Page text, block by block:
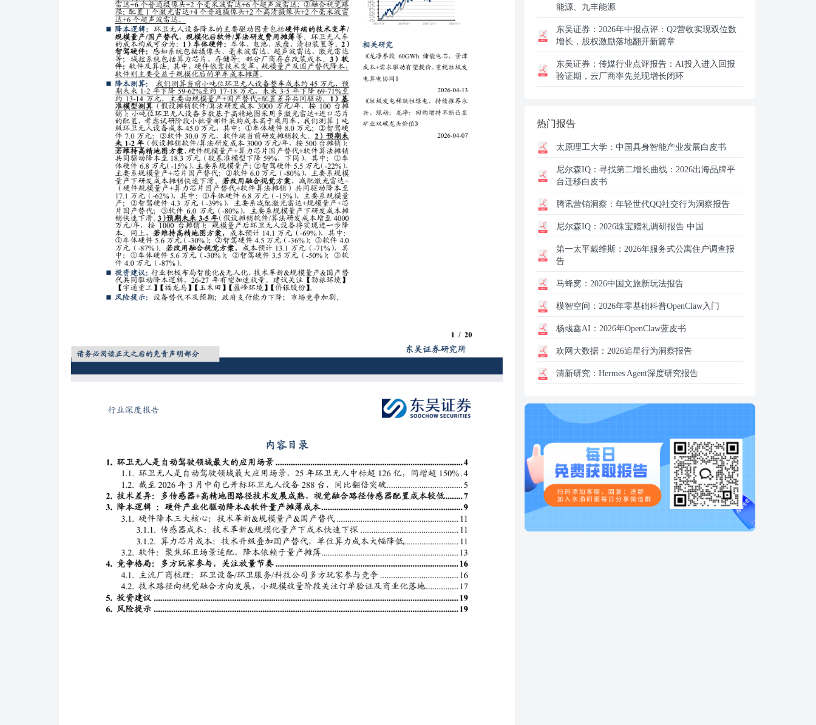
能源、九丰能源
东吴证券： 2026年中报点评：Q2营收实现双位数
增长，股权激励落地翻开新篇章
东吴证券： 传媒行业点评报告：AI投入进入回报
验证期，云厂商率先兑现增长闭环
热门报告
太原理工大学： 中国具身智能产业发展白皮书
尼尔森IQ： 寻找第二增长曲线：2026出海品牌平
台迁移白皮书
腾讯营销洞察： 年轻世代QQ社交行为洞察报告
尼尔森IQ： 2026珠宝赠礼调研报告 中国
第一太平戴维斯： 2026年服务式公寓住户调查报
告
马蜂窝： 2026中国文旅新玩法报告
模智空间： 2026年零基础科普OpenClaw入门
杨彧鑫AI： 2026年OpenClaw蓝皮书
欢网大数据： 2026追星行为洞察报告
清新研究： Hermes Agent深度研究报告